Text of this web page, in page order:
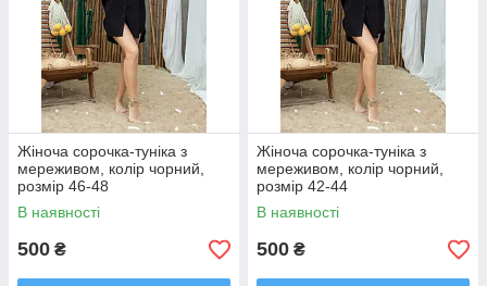
Жіноча сорочка-туніка з
мереживом, колір чорний,
розмір 46-48
В наявності
500 ₴
Жіноча сорочка-туніка з
мереживом, колір чорний,
розмір 42-44
В наявності
500 ₴